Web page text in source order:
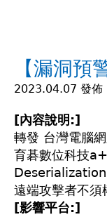
這【漏洞
2023.04.07 發佈
[內容說明:]
轉發 台灣電腦
育碁數位科技
遠端攻擊者不須
[影響平台:]